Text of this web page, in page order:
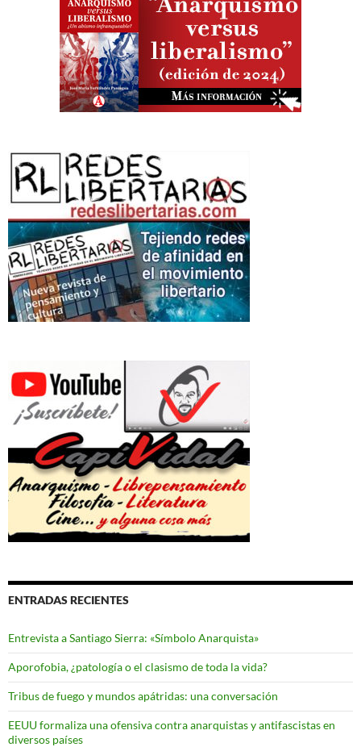
ENTRADAS RECIENTES
Entrevista a Santiago Sierra: «Símbolo Anarquista»
Aporofobia, ¿patología o el clasismo de toda la vida?
Tribus de fuego y mundos apátridas: una conversación
EEUU formaliza una ofensiva contra anarquistas y antifascistas en
diversos países